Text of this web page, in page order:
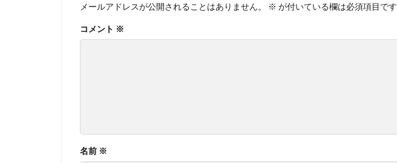
メールアドレスが公開されることはありません。 ※ が付いている欄は必須項目です
コメント ※
名前 ※